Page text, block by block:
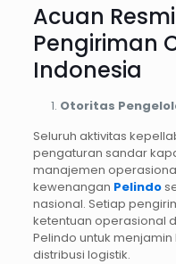
Acuan
Pengiriman
Indonesia
Otoritas
Seluruh aktivitas
pengaturan sandar
manajemen
kewenangan Pelindo
nasional. Setiap
ketentuan operasional
Pelindo untuk
distribusi logistik.